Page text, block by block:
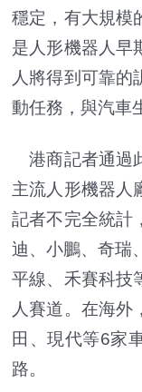
穩定，有大規模
是人形機器人早
人將得到可靠的
動任務，與汽車
港商記者通過
主流人形機器人
記者不完全統計
迪、小鵬、奇瑞
平線、禾賽科技
人賽道。在海外
田、現代等6家
路。